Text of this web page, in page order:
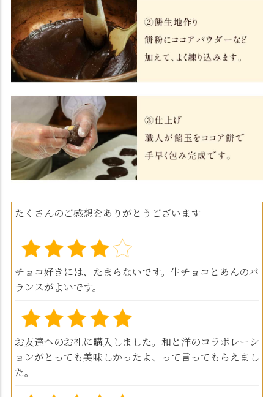
たくさんのご感想をありがとうございます
チョコ好きには、たまらないです。生チョコとあんのバ
ランスがよいです。
お友達へのお礼に購入しました。和と洋のコラボレーシ
ョンがとっても美味しかったよ、って言ってもらえまし
た。